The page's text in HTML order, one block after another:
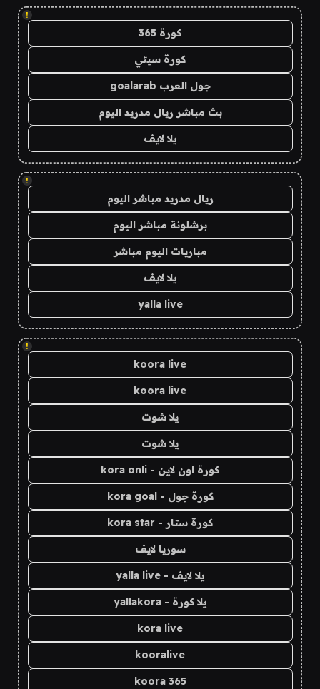
!
كورة 365
كورة سيتي
جول العرب goalarab
بث مباشر ريال مدريد اليوم
يلا لايف
!
ريال مدريد مباشر اليوم
برشلونة مباشر اليوم
مباريات اليوم مباشر
يلا لايف
yalla live
!
koora live
koora live
يلا شوت
يلا شوت
كورة اون لاين - kora onli
كورة جول - kora goal
كورة ستار - kora star
سوريا لايف
يلا لايف - yalla live
يلا كورة - yallakora
kora live
kooralive
koora 365